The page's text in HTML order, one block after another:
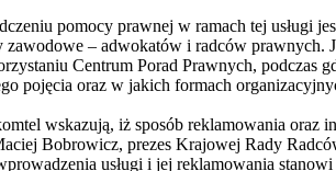
pomocy prawnej w ramach tej usługi
– adwokatów i radców prawnych.
Centrum Porad Prawnych, podczas
pojęcia oraz w jakich formach
wskazują, iż sposób reklamowania oraz
Bobrowicz, prezes Krajowej Rady
usługi i jej reklamowania